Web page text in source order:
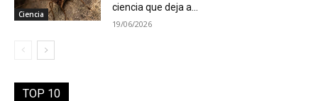
Ciencia
ciencia que deja a...
19/06/2026
TOP 10